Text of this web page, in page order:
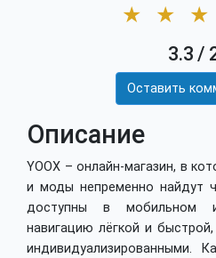
★ ★ ★
3.3 /
Оставить
Описание
YOOX – онлайн-магазин, в
и моды непременно найдут
доступны в мобильном
навигацию лёгкой и
индивидуализированными.